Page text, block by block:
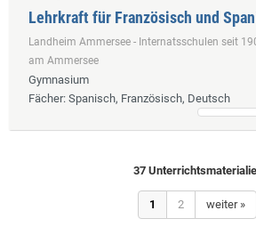
Lehrkraft für Französisch und
Landheim Ammersee - Internatsschulen seit
am Ammersee
Gymnasium
Fächer: Spanisch, Französisch, Deutsch
37
1 2 weiter »